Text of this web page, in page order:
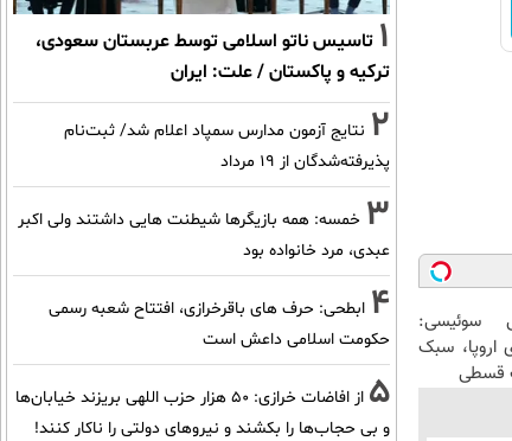
سوئیسی:
اروپا، سبک
قسطی
1 تاسیس ناتو اسلامی توسط عربستان سعودی،
ترکیه و پاکستان / علت: ایران
2 نتایج آزمون مدارس سمپاد اعلام شد/ ثبت‌نام
پذیرفته‌شدگان از ۱۹ مرداد
3 خمسه: همه بازیگرها شیطنت هایی داشتند ولی اکبر
عبدی، مرد خانواده بود
4 ابطحی: حرف های باقرخرازی، افتتاح شعبه رسمی
حکومت اسلامی داعش است
5
از افاضات خرازی: ۵۰ هزار حزب اللهی بریزند خیابان‌ها
و بی حجاب‌ها را بکشند و نیرو‌های دولتی را ناکار کنند!